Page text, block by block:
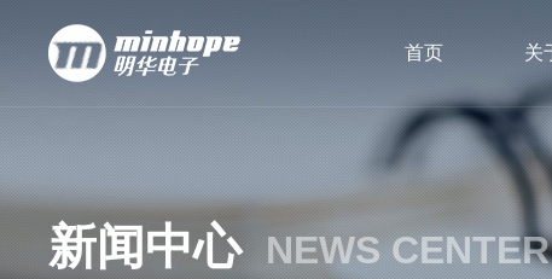
首页 关
新闻中心 NEWS CENTER